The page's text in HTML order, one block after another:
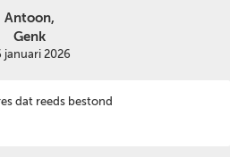
Antoon,
Genk
januari 2026
dat reeds bestond